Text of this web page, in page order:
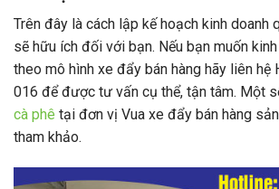
Trên đây là cách lập kế hoạch kinh doanh
sẽ hữu ích đối với bạn. Nếu bạn muốn
theo mô hình xe đẩy bán hàng hãy liên hệ
016 để được tư vấn cụ thể, tận tâm. Một
cà phê tại đơn vị Vua xe đẩy bán hàng
tham khảo.